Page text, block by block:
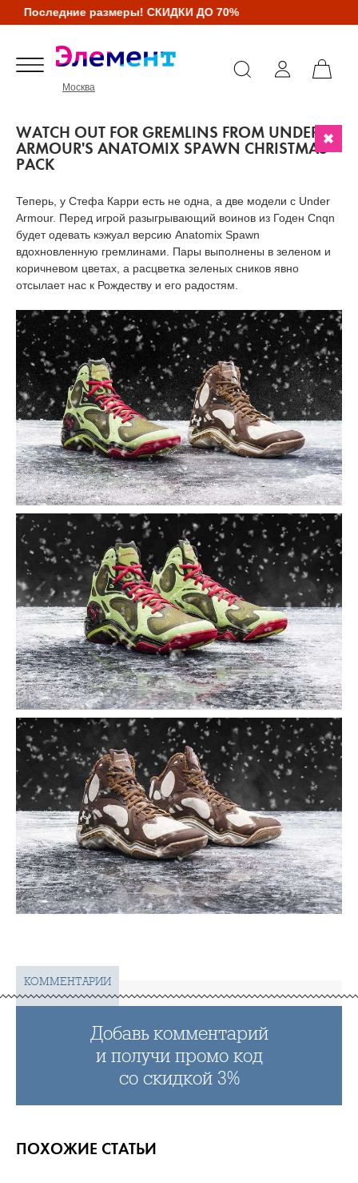
Последние размеры! СКИДКИ ДО 70%
Москва
WATCH OUT FOR GREMLINS FROM UNDER
ARMOUR'S ANATOMIX SPAWN CHRISTMAS
PACK
Теперь, у Стефа Карри есть не одна, а две модели с Under
Armour. Перед игрой разыгрывающий воинов из Годен Cnqn
будет одевать кэжуал версию Anatomix Spawn
вдохновленную гремлинами. Пары выполнены в зеленом и
коричневом цветах, а расцветка зеленых сников явно
отсылает нас к Рождеству и его радостям.
КОММЕНТАРИИ
Добавь комментарий
и получи промо код
со скидкой 3%
ПОХОЖИЕ СТАТЬИ